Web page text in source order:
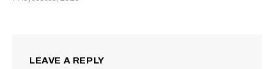
LEAVE A REPLY